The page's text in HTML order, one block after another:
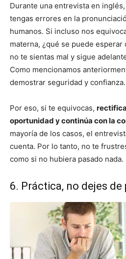
Durante una entrevista en
tengas errores en la
humanos. Si incluso nos
materna, ¿qué se puede
no te sientas mal y sigue
Como mencionamos
demostrar seguridad y confianza.
Por eso, si te equivocas,
oportunidad y continúa con la
mayoría de los casos, el
cuenta. Por lo tanto, no te
como si no hubiera pasado nada.
6. Práctica, no dejes